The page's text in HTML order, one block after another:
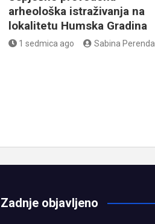
arheološka istraživanja na
lokalitetu Humska Gradina
1 sedmica ago Sabina Perenda
Zadnje objavljeno